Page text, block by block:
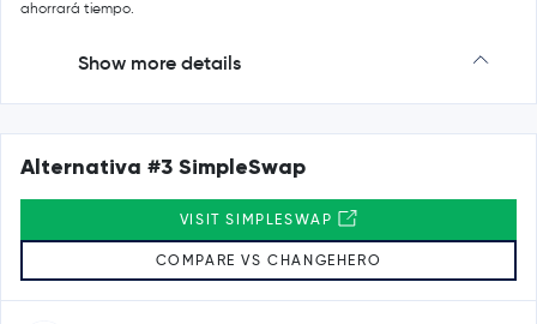
ahorrará tiempo.
Show more details
Alternativa #3 SimpleSwap
VISIT SIMPLESWAP
COMPARE VS CHANGEHERO